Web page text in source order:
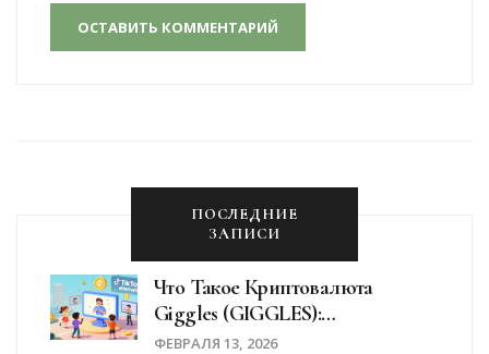
ОСТАВИТЬ КОММЕНТАРИЙ
ПОСЛЕДНИЕ
ЗАПИСИ
Что Такое Криптовалюта
Giggles (GIGGLES):
Особенности, Рынок И Риски
ФЕВРАЛЯ 13, 2026